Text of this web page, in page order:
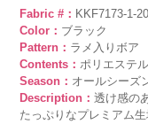
Fabric #： KKF7173-1-20
Color： ブラック
Pattern： ラメ入りボア
Contents：ポリエステ
Season： オールシーズ
Description：透け感の
たっぷりなプレミアム